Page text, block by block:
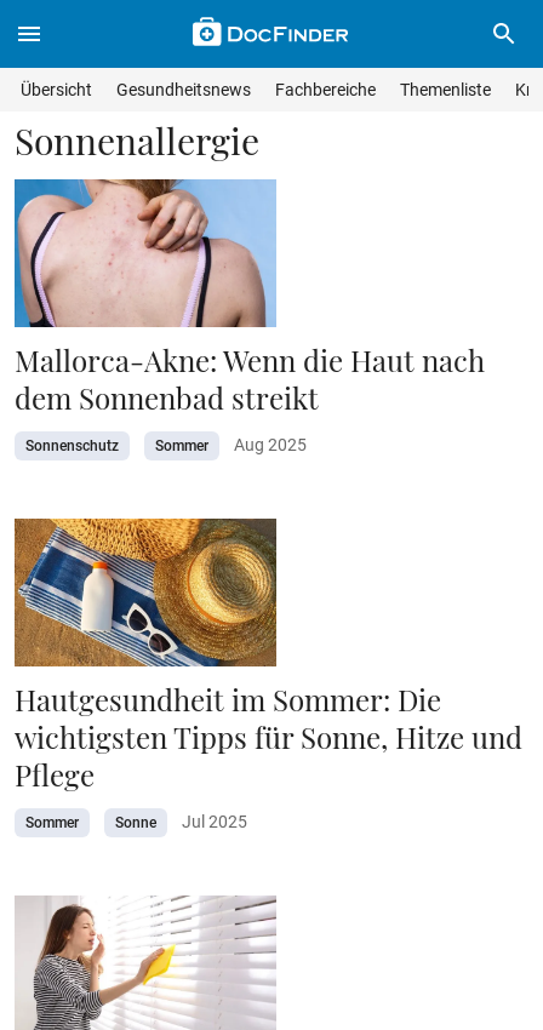
Übersicht Gesundheitsnews Fachbereiche ThemenlisteSuche
Sonnenallergie
Mallorca-Akne: Wenn die Haut nach
dem Sonnenbad streikt
Sonnenschutz Sommer Aug 2025
Hautgesundheit im Sommer: Die
wichtigsten Tipps für Sonne, Hitze und
Pflege
Sommer Sonne Jul 2025